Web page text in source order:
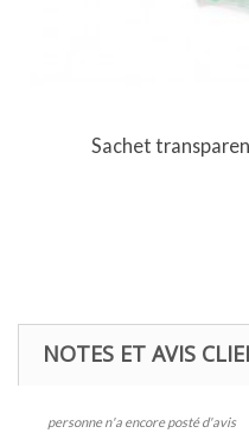
Sachet
NOTES ET AVIS
personne n'a encore posté d'avis